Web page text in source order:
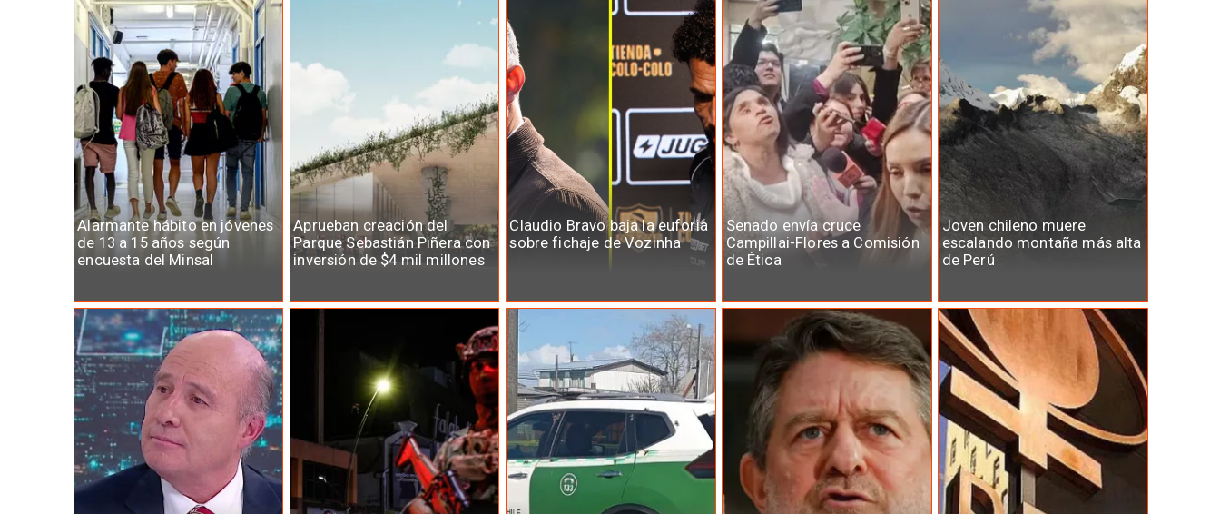
Alarmante hábito en jóvenes
de 13 a 15 años según
encuesta del Minsal
Aprueban creación del
Parque Sebastián Piñera con
inversión de $4 mil millones
Claudio Bravo baja la euforia
sobre fichaje de Vozinha
Senado envía cruce
Campillai-Flores a Comisión
de Ética
Joven chileno muere
escalando montaña más alta
de Perú